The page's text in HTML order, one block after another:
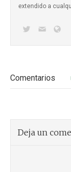
extendido a
Comentarios
Deja un